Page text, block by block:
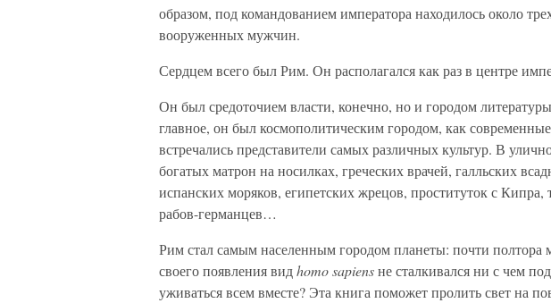
образом, под командованием императора находилось около
вооруженных мужчин.
Сердцем всего был Рим. Он располагался как раз в центре
Он был средоточием власти, конечно, но и городом
главное, он был космополитическим городом, как
встречались представители самых различных культур. В
богатых матрон на носилках, греческих врачей, галльских
испанских моряков, египетских жрецов, проституток с Кипра,
рабов-германцев…
Рим стал самым населенным городом планеты: почти
своего появления видhomo sapiensне сталкивался ни с чем
уживаться всем вместе? Эта книга поможет пролить свет на